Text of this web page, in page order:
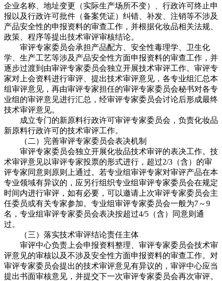
企业名称、地址变更（实际生产场所不变）、行政许可终止申
报以及行政许可批件（备案凭证）纠错、补发、注销等不涉及
产品安全性的申报资料的审查工作，并根据化妆品相关法规、
政策、程序等提出技术审评审核结论。
审评专家委员会承担产品配方、安全性毒理学、卫生化
学、生产工艺等涉及产品安全性方面申报资料的审查工作，并
逐步过渡到由审评专家委员会独立开展技术审评工作。审评专
家对上会资料进行审评、提出技术审评意见，各专业组汇总本
组审评意见，再由审评专家担任的审评专家委员会秘书对各专
业组的审评意见进行汇总，经审评专家委员会讨论后形成最终
技术审评意见。
成立专门的新原料行政许可审评专家委员会，负责化妆品
新原料行政许可的技术审评工作。
（二）完善审评专家委员会表决机制
审评专家委员会独立开展化妆品技术审评的表决工作。技
术审评意见以审评专家投票的形式进行，超过2/3（含）的审
评专家同意则原则上通过。若专业组审评专家对审评产品在本
专业领域有异议的，应另行组织专业组审评专家委员会在规定
时间内进行审评，如有必要，可以邀请上次审评专家委员会主
任委员或有关专家参加。专业组审评专家委员会一般为7～9
名，专业组审评专家委员会表决按超过4/5（含）同意则通
过。
（三）落实技术审评结论责任主体
审评中心负责上会申报资料整理、审评专家委员会技术审
评意见的审核以及不涉及安全性方面申报资料的审查工作。对
审评专家委员会提出的技术审评意见有异议的，审评中心应当
提出书面审核意见，并提交下一次审评专家委员会再次审评。